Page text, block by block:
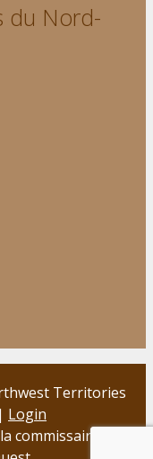
du Nord-
Territories
Login
commissaire aux